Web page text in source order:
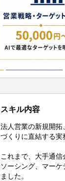
スキル内容
法人営業の新規開
づくりに直結する実
これまで、大手通
ソーシング、マー
ました。